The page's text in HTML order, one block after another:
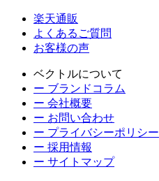
楽天通販
よくあるご質問
お客様の声
ベクトルについて
ー ブランドコラム
ー 会社概要
ー お問い合わせ
ー プライバシーポリシー
ー 採用情報
ー サイトマップ